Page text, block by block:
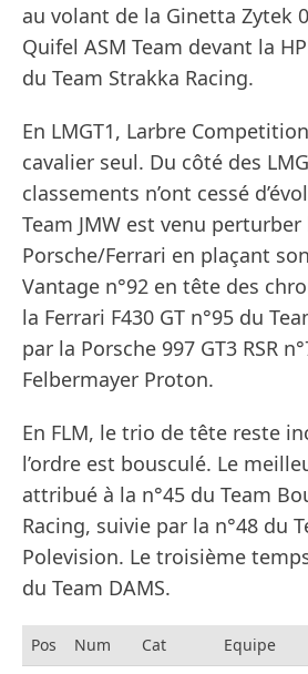
au volant de la Ginetta Zytek
Quifel ASM Team devant la
du Team Strakka Racing.
En LMGT1, Larbre
cavalier seul. Du côté des
classements n’ont cessé
Team JMW est venu perturber
Porsche/Ferrari en plaçant
Vantage n°92 en tête des
la Ferrari F430 GT n°95 du
par la Porsche 997 GT3 RSR
Felbermayer Proton.
En FLM, le trio de tête reste
l’ordre est bousculé. Le
attribué à la n°45 du Team
Racing, suivie par la n°48 du
Polevision. Le troisième
du Team DAMS.
Pos Num Cat Equipe